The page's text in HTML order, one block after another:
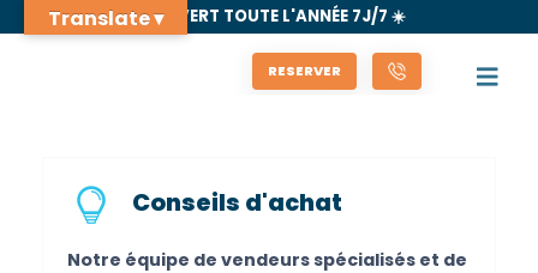
🌊 OUVERT TOUTE L'ANNÉE 7J/7 ☀️
RESERVER
Conseils d'achat
Notre équipe de vendeurs spécialisés et de
Translate ▾